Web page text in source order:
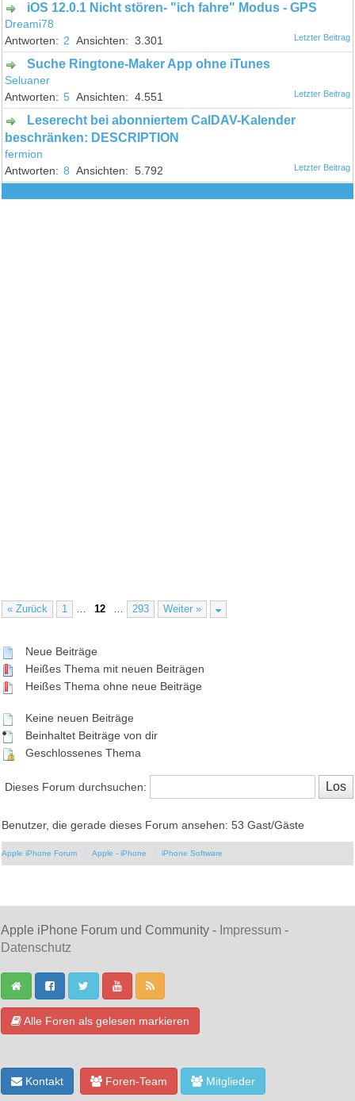
iOS 12.0.1 Nicht stören- "ich fahre" Modus - GPS
Dreami78
2
3.301
Suche Ringtone-Maker App ohne iTunes
Seluaner
5
4.551
Leserecht bei abonniertem CalDAV-Kalender
beschränken: DESCRIPTION
fermion
8
5.792
« Zurück 1 … 12 … 293 Weiter »
Neue Beiträge
Heißes Thema mit neuen Beiträgen
Heißes Thema ohne neue Beiträge
Keine neuen Beiträge
Beinhaltet Beiträge von dir
Geschlossenes Thema
Dieses Forum durchsuchen:
Benutzer, die gerade dieses Forum ansehen: 53 Gast/Gäste
Apple iPhone Forum Apple - iPhone iPhone Software
Apple iPhone Forum und Community - Impressum -
Datenschutz
Alle Foren als gelesen markieren
Kontakt Foren-Team Mitglieder